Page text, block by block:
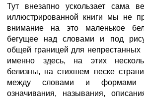
Тут внезапно ускользает сама
иллюстрированной книги мы не
внимание на это маленькое
бегущее над словами и под
общей границей для непрестанных
именно здесь, на этих
белизны, на стихшем песке
между словами и формами
означивания, называния,